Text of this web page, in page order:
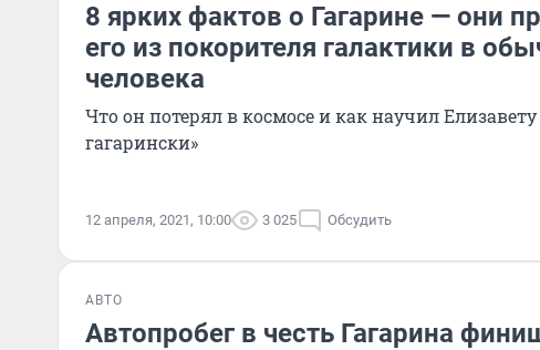
8 ярких фактов о Гагарине — они
его из покорителя галактики в
человека
Что он потерял в космосе и как научил
гагарински»
12 апреля, 2021, 10:00 3 025 Обсудить
АВТО
Автопробег в честь Гагарина